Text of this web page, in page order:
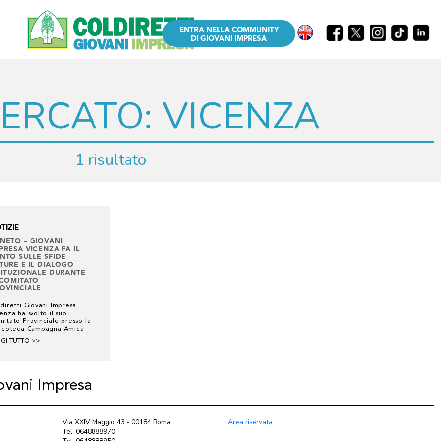
ENTRA NELLA COMMUNITY
DI GIOVANI IMPRESA
VICENZA
1 risultato
– GIOVANI
VICENZA FA IL
SULLE SFIDE
E IL DIALOGO
DURANTE
Giovani Impresa
ha svolto il suo
Provinciale presso la
Campagna Amica
TUTTO >>
Impresa
Via XXIV Maggio 43 - 00184 Roma
Tel. 0648888970
Area riservata